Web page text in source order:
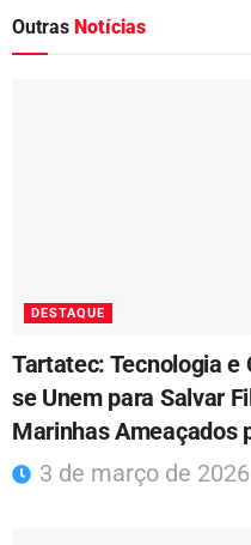
Outras Notícias
DESTAQUE
Tartatec: Tecnologia e
se Unem para Salvar
Marinhas Ameaçados
3 de março de 2026